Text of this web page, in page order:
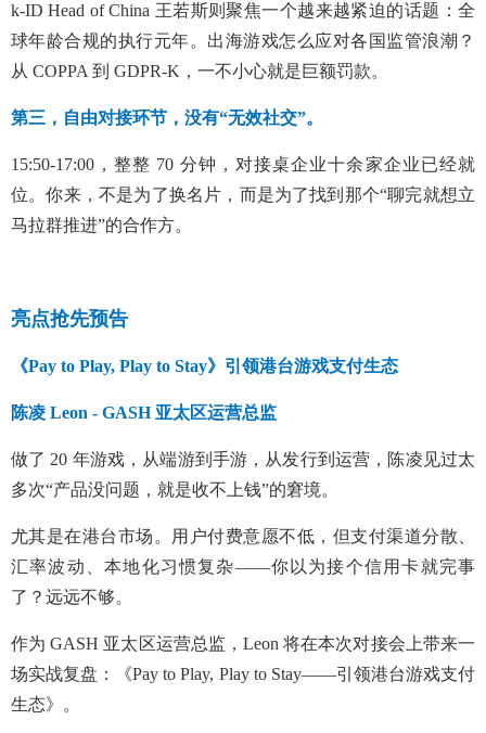
k-ID Head of China 王若斯则聚焦一个越来越紧迫的话题：全
球年龄合规的执行元年。出海游戏怎么应对各国监管浪潮？
从 COPPA 到 GDPR-K，一不小心就是巨额罚款。
第三，自由对接环节，没有“无效社交”。
15:50-17:00，整整 70 分钟，对接桌企业十余家企业已经就
位。你来，不是为了换名片，而是为了找到那个“聊完就想立
马拉群推进”的合作方。
亮点抢先预告
《Pay to Play, Play to Stay》引领港台游戏支付生态
陈凌 Leon - GASH 亚太区运营总监
做了 20 年游戏，从端游到手游，从发行到运营，陈凌见过太
多次“产品没问题，就是收不上钱”的窘境。
尤其是在港台市场。用户付费意愿不低，但支付渠道分散、
汇率波动、本地化习惯复杂——你以为接个信用卡就完事
了？远远不够。
作为 GASH 亚太区运营总监，Leon 将在本次对接会上带来一
场实战复盘：《Pay to Play, Play to Stay——引领港台游戏支付
生态》。